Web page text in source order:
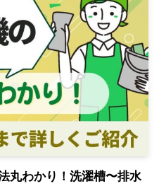
丸わかり！洗濯槽〜排水